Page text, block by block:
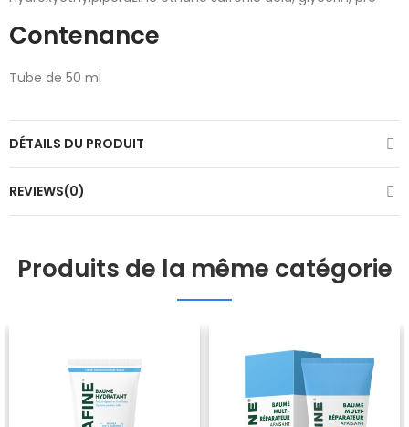
Contenance
Tube de 50 ml
DÉTAILS DU PRODUIT
REVIEWS(0)
Produits de la même catégorie